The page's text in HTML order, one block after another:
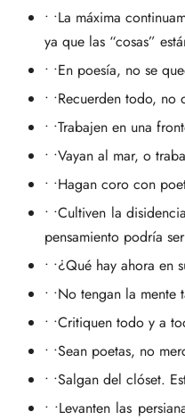
• •La máxima
ya que las “cosas”
• •En poesía, no se
• •Recuerden todo, no
• •Trabajen en una
• •Vayan al mar, o
• •Hagan coro con
• •Cultiven la
pensamiento podría
• •¿Qué hay ahora en
• •No tengan la
• •Critiquen todo y a
• •Sean poetas, no
• •Salgan del clóset.
• •Levanten las